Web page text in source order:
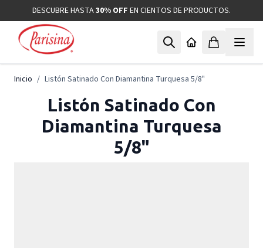
Ir al contenidoDESCUBRE HASTA30% OFF EN CIENTOS DE PRODUCTOS.
Inicio / Listón Satinado Con Diamantina Turquesa 5/8"
Listón Satinado Con
Diamantina Turquesa
5/8"